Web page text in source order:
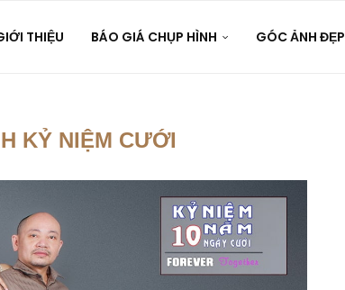
THIỆU BÁO GIÁ CHỤP HÌNH GÓC ẢNH ĐẸP
KỶ NIỆM CƯỚI